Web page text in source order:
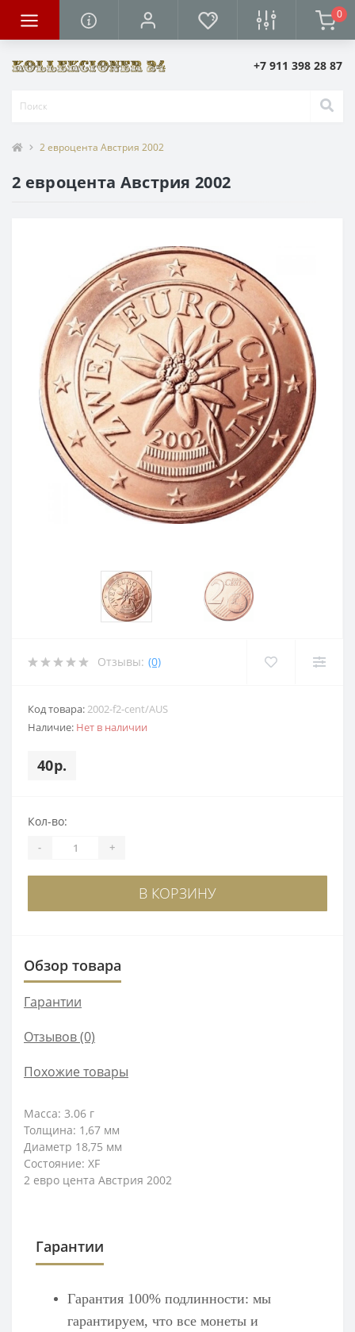
0
+7 911 398 28 87
2 евроцента Австрия 2002
2 евроцента Австрия 2002
Отзывы: (0)
Код товара:2002-f2-cent/AUS
Наличие: Нет в наличии
40р.
Кол-во:
- +
В КОРЗИНУ
Обзор товара
Гарантии
Отзывов (0)
Похожие товары
Масса: 3.06 г
Толщина: 1,67 мм
Диаметр 18,75 мм
Состояние: XF
2 евро цента Австрия 2002
Гарантии
Гарантия 100% подлинности: мы
гарантируем, что все монеты и